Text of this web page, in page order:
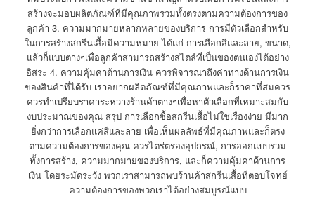
สร้างจะมอบผลิตภัณฑ์ที่มีคุณภาพรวมทั้งตรงตามความต้องการของ
ลูกค้า 3. ความมากมายหลากหลายของบริการ การมีตัวเลือกสำหรับ
ในการสร้างสกรีนเสื้อมีความหมาย ได้แก่ การเลือกสีและลาย, ขนาด,
แล้วก็แบบต่างๆเพื่อลูกค้าสามารถสร้างสไตล์ที่เป็นของตนเองได้อย่าง
อิสระ 4. ความคุ้มค่าด้านการเงิน ควรพิจารณาถึงค่าทางด้านการเงิน
ของสินค้าที่ได้รับ เราอยากผลิตภัณฑ์ที่มีคุณภาพและก็ราคาที่สมควร
ควรทำเปรียบราคาระหว่างร้านค้าต่างๆเพื่อหาตัวเลือกที่เหมาะสมกับ
งบประมาณของคุณ สรุป การเลือกซื้อสกรีนเสื้อไม่ใช่เรื่องง่าย มีมาก
ยิ่งกว่าการเลือกแค่สีและลาย เพื่อเห็นผลลัพธ์ที่มีคุณภาพและก็ตรง
ตามความต้องการของคุณ ควรไตร่ตรองอุปกรณ์, การออกแบบรวม
ทั้งการสร้าง, ความมากมายของบริการ, และก็ความคุ้มค่าด้านการ
เงิน โดยระมัดระวัง พวกเราสามารถพบร้านค้าสกรีนเสื้อที่ตอบโจทย์
ความต้องการของพวกเราได้อย่างสมบูรณ์แบบ